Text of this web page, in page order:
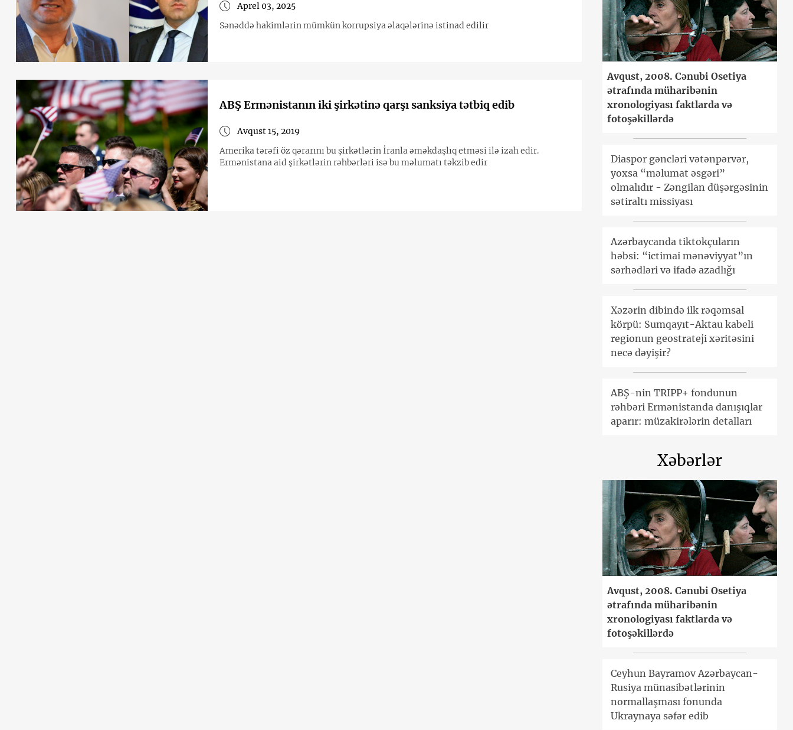
Aprel 03, 2025
Sənəddə hakimlərin mümkün korrupsiya əlaqələrinə istinad edilir
ABŞ Ermənistanın iki şirkətinə qarşı sanksiya tətbiq edib
Avqust 15, 2019
Amerika tərəfi öz qərarını bu şirkətlərin İranla əməkdaşlıq etməsi ilə izah edir.
Ermənistana aid şirkətlərin rəhbərləri isə bu məlumatı təkzib edir
Avqust, 2008. Cənubi Osetiya
ətrafında müharibənin
xronologiyası faktlarda və
fotoşəkillərdə
Diaspor gəncləri vətənpərvər,
yoxsa “məlumat əsgəri”
olmalıdır - Zəngilan düşərgəsinin
sətiraltı missiyası
Azərbaycanda tiktokçuların
həbsi: “ictimai mənəviyyat”ın
sərhədləri və ifadə azadlığı
Xəzərin dibində ilk rəqəmsal
körpü: Sumqayıt-Aktau kabeli
regionun geostrateji xəritəsini
necə dəyişir?
ABŞ-nin TRIPP+ fondunun
rəhbəri Ermənistanda danışıqlar
aparır: müzakirələrin detalları
Xəbərlər
Avqust, 2008. Cənubi Osetiya
ətrafında müharibənin
xronologiyası faktlarda və
fotoşəkillərdə
Ceyhun Bayramov Azərbaycan-
Rusiya münasibətlərinin
normallaşması fonunda
Ukraynaya səfər edib